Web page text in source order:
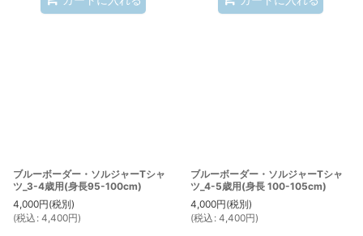
ブルーボーダー・ソルジャーTシャ
ツ_3-4歳用(身長95-100cm)
4,000円(税別)
(税込 : 4,400円)
ブルーボーダー・ソルジャーTシャ
ツ_4-5歳用(身長 100-105cm)
4,000円(税別)
(税込 : 4,400円)